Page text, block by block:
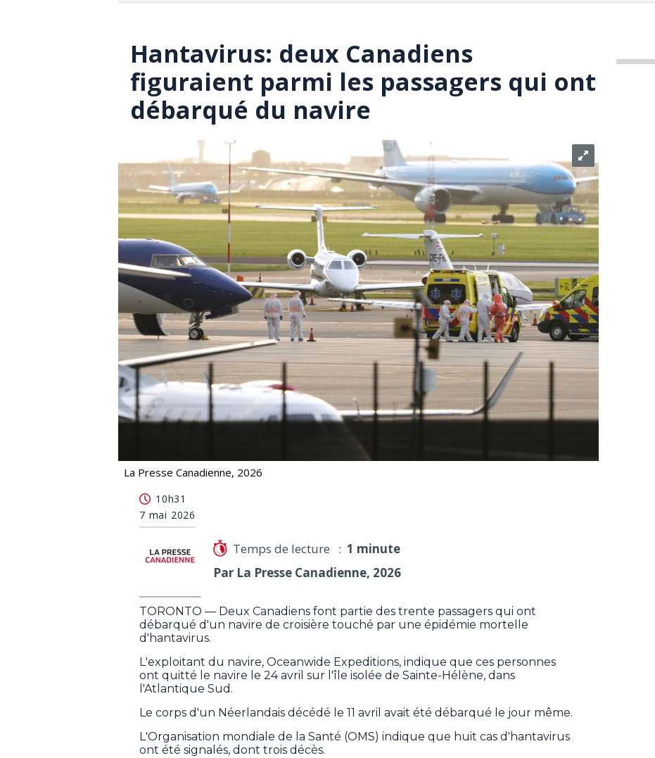
Hantavirus: deux Canadiens
figuraient parmi les passagers qui ont
débarqué du navire
La Presse Canadienne, 2026
10h31
7 mai 2026
Temps de lecture : 1 minute
Par La Presse Canadienne, 2026
TORONTO — Deux Canadiens font partie des trente passagers qui ont
débarqué d'un navire de croisière touché par une épidémie mortelle
d'hantavirus.
L'exploitant du navire, Oceanwide Expeditions, indique que ces personnes
ont quitté le navire le 24 avril sur l'île isolée de Sainte-Hélène, dans
l'Atlantique Sud.
Le corps d'un Néerlandais décédé le 11 avril avait été débarqué le jour même.
L'Organisation mondiale de la Santé (OMS) indique que huit cas d'hantavirus
ont été signalés, dont trois décès.